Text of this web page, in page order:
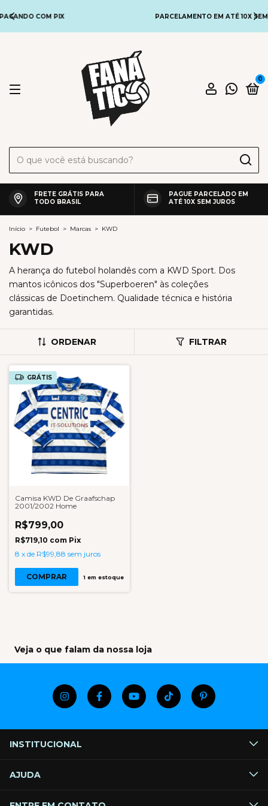
PARCELAMENTO EM ATÉ 10X SEM JUROS
0
FRETE GRÁTIS PARA
TODO BRASIL
PAGUE PARCELADO EM
ATÉ 10X SEM JUROS
Início > Futebol > Marcas > KWD
KWD
A herança do futebol holandês com a KWD Sport. Dos
mantos icônicos dos "Superboeren" às coleções
clássicas de Doetinchem. Qualidade técnica e história
garantidas.
ORDENAR FILTRAR
GRÁTIS
Camisa KWD De Graafschap
2001/2002 Home
R$799,00
R$719,10 com Pix
8 x de R$99,88 sem juros
COMPRAR 1em estoque
Veja o que falam da nossa loja
INSTITUCIONAL
AJUDA